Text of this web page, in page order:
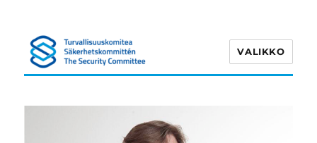
VALIKKO